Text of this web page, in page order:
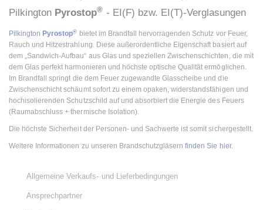
Pilkington Pyrostop® - EI(F) bzw. EI(T)-Verglasungen
Pilkington Pyrostop® bietet im Brandfall hervorragenden Schutz vor Feuer,
Rauch und Hitzestrahlung. Diese außerordentliche Eigenschaft basiert auf
dem „Sandwich-Aufbau“ aus Glas und speziellen Zwischenschichten, die mit
dem Glas perfekt harmonieren und höchste optische Qualität ermöglichen.
Im Brandfall springt die dem Feuer zugewandte Glasscheibe und die
Zwischenschicht schäumt sofort zu einem opaken, widerstandsfähigen und
hochisolierenden Schutzschild auf und absorbiert die Energie des Feuers
(Raumabschluss + thermische Isolation).
Die höchste Sicherheit der Personen- und Sachwerte ist somit sichergestellt.
Weitere Informationen zu unseren Brandschutzgläsernfinden Sie hier.
Allgemeine Verkaufs- und Lieferbedingungen
Ansprechpartner